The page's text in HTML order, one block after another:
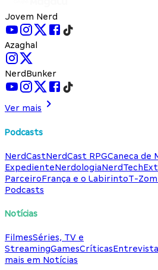
Jovem Nerd
Azaghal
NerdBunker
Ver mais
Podcasts
NerdCastNerdCast RPGCaneca de
ExpedienteNerdologiaNerdTech
ParceiroFrança e o LabirintoT-
Podcasts
Notícias
FilmesSéries, TV e
StreamingGamesCríticas
mais em Notícias